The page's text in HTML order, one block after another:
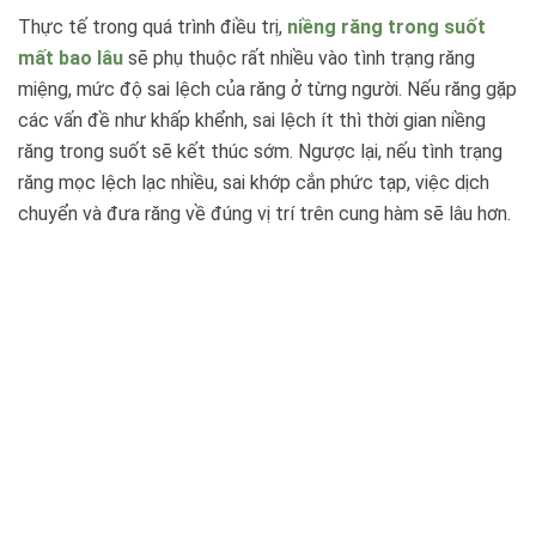
Thực tế trong quá trình điều trị, niềng răng trong suốt
mất bao lâu sẽ phụ thuộc rất nhiều vào tình trạng răng
miệng, mức độ sai lệch của răng ở từng người. Nếu răng gặp
các vấn đề như khấp khểnh, sai lệch ít thì thời gian niềng
răng trong suốt sẽ kết thúc sớm. Ngược lại, nếu tình trạng
răng mọc lệch lạc nhiều, sai khớp cắn phức tạp, việc dịch
chuyển và đưa răng về đúng vị trí trên cung hàm sẽ lâu hơn.